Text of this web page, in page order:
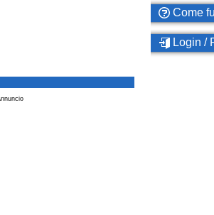
Come
Login /